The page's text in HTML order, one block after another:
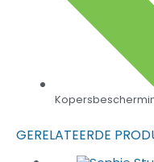
GERELATEERDE